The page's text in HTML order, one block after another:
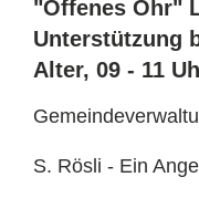
"Offenes Ohr"
Unterstützung
Alter, 09 - 11
S. Rösli - Ein